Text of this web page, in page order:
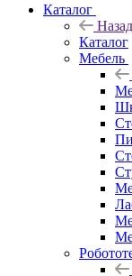
Каталог
Назад
Каталог
Мебель